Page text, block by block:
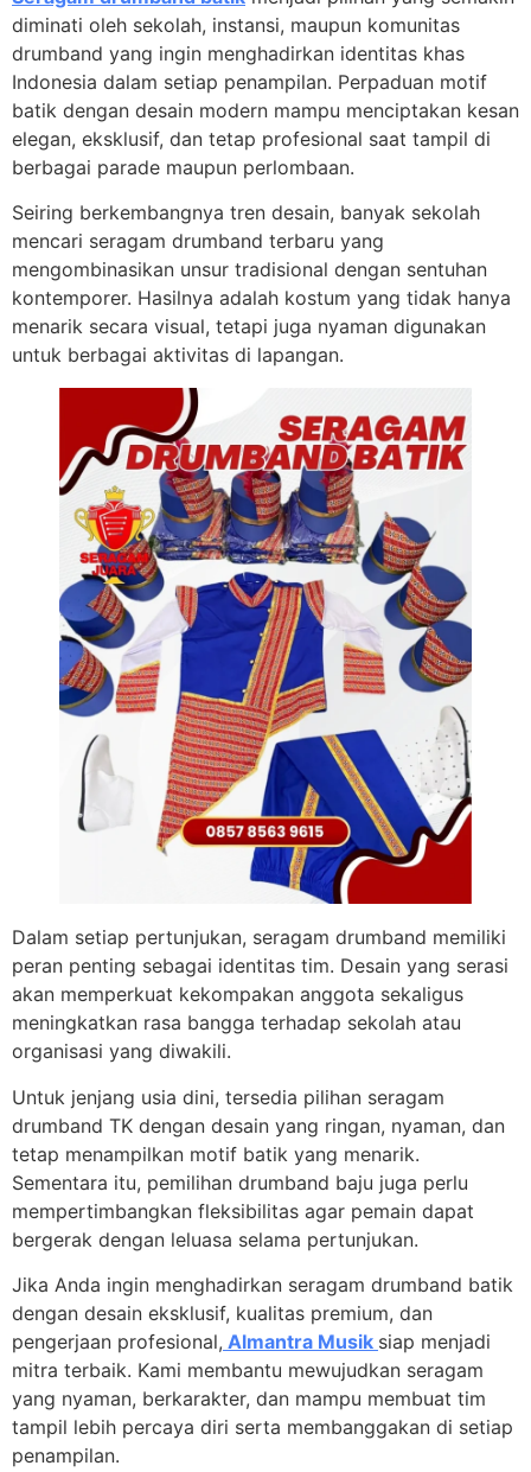
diminati oleh sekolah, instansi, maupun komunitas
drumband yang ingin menghadirkan identitas khas
Indonesia dalam setiap penampilan. Perpaduan motif
batik dengan desain modern mampu menciptakan kesan
elegan, eksklusif, dan tetap profesional saat tampil di
berbagai parade maupun perlombaan.
Seiring berkembangnya tren desain, banyak sekolah
mencari seragam drumband terbaru yang
mengombinasikan unsur tradisional dengan sentuhan
kontemporer. Hasilnya adalah kostum yang tidak hanya
menarik secara visual, tetapi juga nyaman digunakan
untuk berbagai aktivitas di lapangan.
Dalam setiap pertunjukan, seragam drumband memiliki
peran penting sebagai identitas tim. Desain yang serasi
akan memperkuat kekompakan anggota sekaligus
meningkatkan rasa bangga terhadap sekolah atau
organisasi yang diwakili.
Untuk jenjang usia dini, tersedia pilihan seragam
drumband TK dengan desain yang ringan, nyaman, dan
tetap menampilkan motif batik yang menarik.
Sementara itu, pemilihan drumband baju juga perlu
mempertimbangkan fleksibilitas agar pemain dapat
bergerak dengan leluasa selama pertunjukan.
Jika Anda ingin menghadirkan seragam drumband batik
dengan desain eksklusif, kualitas premium, dan
pengerjaan profesional, Almantra Musik siap menjadi
mitra terbaik. Kami membantu mewujudkan seragam
yang nyaman, berkarakter, dan mampu membuat tim
tampil lebih percaya diri serta membanggakan di setiap
penampilan.